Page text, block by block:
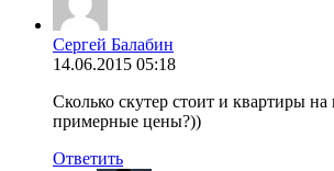
Сергей Балабин
14.06.2015 05:18
Сколько скутер стоит и квартиры на
примерные цены?))
Ответить